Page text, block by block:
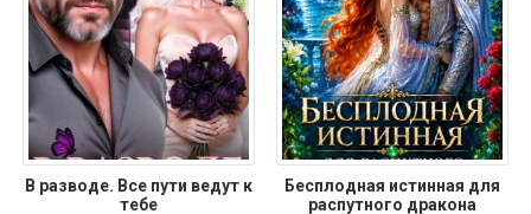
В разводе. Все пути ведут к
тебе
Бесплодная истинная для
распутного дракона